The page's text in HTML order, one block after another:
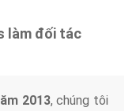
làm đối tác
2013, chúng tôi